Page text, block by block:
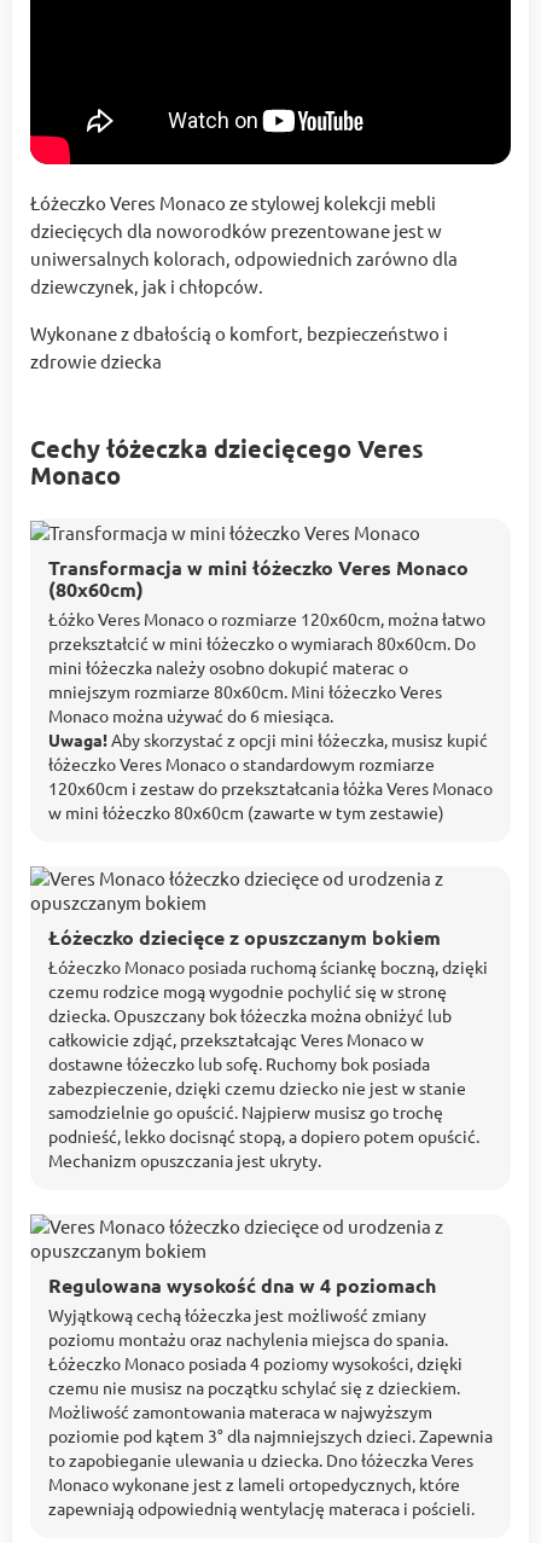
Łóżeczko Veres Monaco ze stylowej kolekcji mebli
dziecięcych dla noworodków prezentowane jest w
uniwersalnych kolorach, odpowiednich zarówno dla
dziewczynek, jak i chłopców.
Wykonane z dbałością o komfort, bezpieczeństwo i
zdrowie dziecka
Cechy łóżeczka dziecięcego Veres
Monaco
Transformacja w mini łóżeczko Veres Monaco
(80x60cm)
Łóżko Veres Monaco o rozmiarze 120x60cm, można łatwo
przekształcić w mini łóżeczko o wymiarach 80x60cm. Do
mini łóżeczka należy osobno dokupić materac o
mniejszym rozmiarze 80x60cm. Mini łóżeczko Veres
Monaco można używać do 6 miesiąca.
Uwaga!Aby skorzystać z opcji mini łóżeczka, musisz kupić
łóżeczko Veres Monaco o standardowym rozmiarze
120x60cm i zestaw do przekształcania łóżka Veres Monaco
w mini łóżeczko 80x60cm (zawarte w tym zestawie)
Łóżeczko dziecięce z opuszczanym bokiem
Łóżeczko Monaco posiada ruchomą ściankę boczną, dzięki
czemu rodzice mogą wygodnie pochylić się w stronę
dziecka. Opuszczany bok łóżeczka można obniżyć lub
całkowicie zdjąć, przekształcając Veres Monaco w
dostawne łóżeczko lub sofę. Ruchomy bok posiada
zabezpieczenie, dzięki czemu dziecko nie jest w stanie
samodzielnie go opuścić. Najpierw musisz go trochę
podnieść, lekko docisnąć stopą, a dopiero potem opuścić.
Mechanizm opuszczania jest ukryty.
Regulowana wysokość dna w 4 poziomach
Wyjątkową cechą łóżeczka jest możliwość zmiany
poziomu montażu oraz nachylenia miejsca do spania.
Łóżeczko Monaco posiada 4 poziomy wysokości, dzięki
czemu nie musisz na początku schylać się z dzieckiem.
Możliwość zamontowania materaca w najwyższym
poziomie pod kątem 3° dla najmniejszych dzieci. Zapewnia
to zapobieganie ulewania u dziecka. Dno łóżeczka Veres
Monaco wykonane jest z lameli ortopedycznych, które
zapewniają odpowiednią wentylację materaca i pościeli.